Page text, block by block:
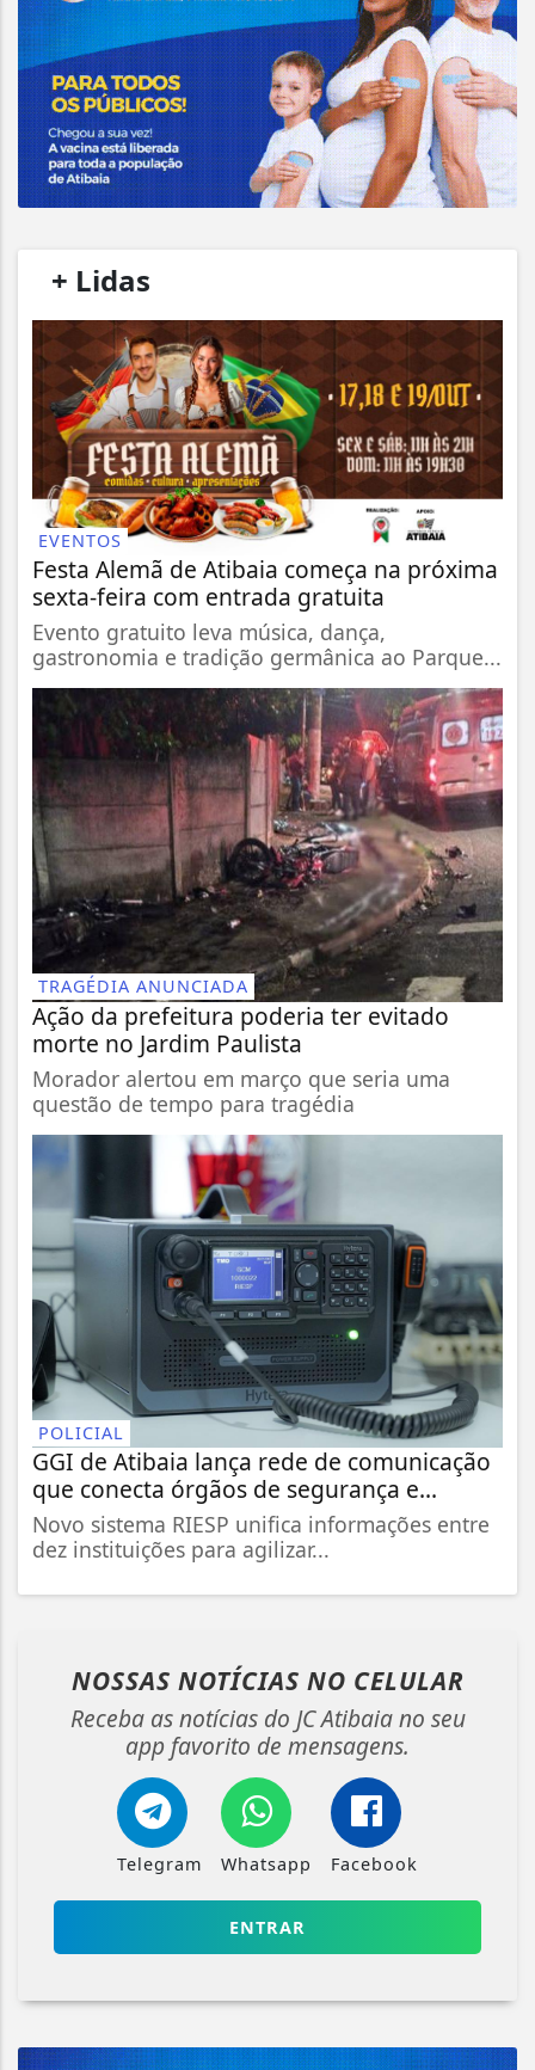
+ Lidas
EVENTOS
Festa Alemã de Atibaia começa na próxima
sexta-feira com entrada gratuita
Evento gratuito leva música, dança,
gastronomia e tradição germânica ao Parque...
TRAGÉDIA ANUNCIADA
Ação da prefeitura poderia ter evitado
morte no Jardim Paulista
Morador alertou em março que seria uma
questão de tempo para tragédia
POLICIAL
GGI de Atibaia lança rede de comunicação
que conecta órgãos de segurança e...
Novo sistema RIESP unifica informações entre
dez instituições para agilizar...
NOSSAS NOTÍCIAS NO CELULAR
Receba as notícias do JC Atibaia no seu
app favorito de mensagens.
Telegram Whatsapp Facebook
ENTRAR